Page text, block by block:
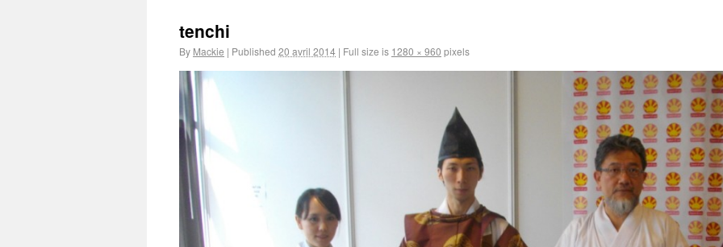
tenchi
By Mackie | Published 20 avril 2014 | Full size is 1280 × 960 pixels